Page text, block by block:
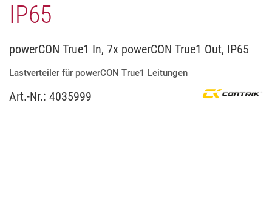
IP65
powerCON True1 In, 7x powerCON True1 Out, IP65
Lastverteiler für powerCON True1 Leitungen
Art.-Nr.: 4035999